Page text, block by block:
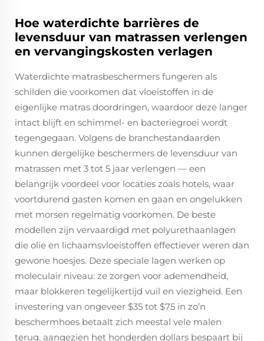
Hoe waterdichte barrières de
levensduur van matrassen verlengen
en vervangingskosten verlagen
Waterdichte matrasbeschermers fungeren als
schilden die voorkomen dat vloeistoffen in de
eigenlijke matras doordringen, waardoor deze langer
intact blijft en schimmel- en bacteriegroei wordt
tegengegaan. Volgens de branchestandaarden
kunnen dergelijke beschermers de levensduur van
matrassen met 3 tot 5 jaar verlengen — een
belangrijk voordeel voor locaties zoals hotels, waar
voortdurend gasten komen en gaan en ongelukken
met morsen regelmatig voorkomen. De beste
modellen zijn vervaardigd met polyurethaanlagen
die olie en lichaamsvloeistoffen effectiever weren dan
gewone hoesjes. Deze speciale lagen werken op
moleculair niveau: ze zorgen voor ademendheid,
maar blokkeren tegelijkertijd vuil en viezigheid. Een
investering van ongeveer $35 tot $75 in zo’n
beschermhoes betaalt zich meestal vele malen
terug, aangezien het honderden dollars bespaart bij